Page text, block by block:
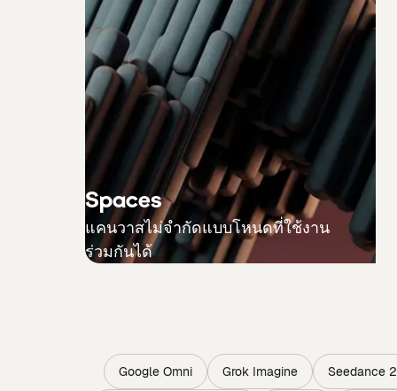
Spaces
แคนวาสไม่จำกัดแบบโหนดที่ใช้งาน
ร่วมกันได้
Google Omni Grok Imagine Seedance 2